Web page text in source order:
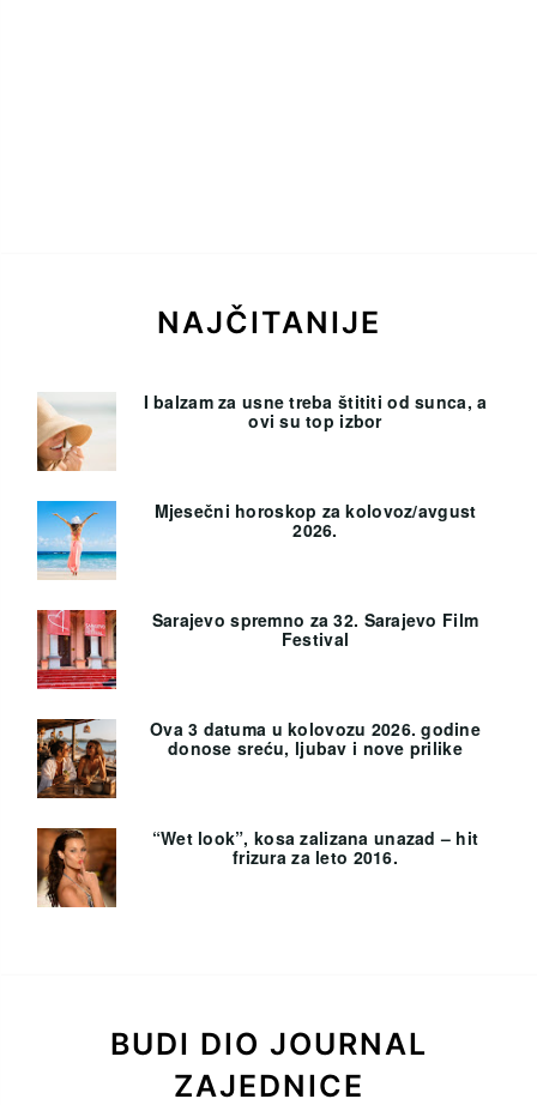
NAJČITANIJE
I balzam za usne treba štititi od sunca, a
ovi su top izbor
Mjesečni horoskop za kolovoz/avgust
2026.
Sarajevo spremno za 32. Sarajevo Film
Festival
Ova 3 datuma u kolovozu 2026. godine
donose sreću, ljubav i nove prilike
“Wet look”, kosa zalizana unazad – hit
frizura za leto 2016.
BUDI DIO JOURNAL
ZAJEDNICE